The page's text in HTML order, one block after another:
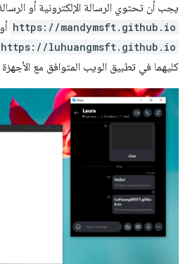
يجب أن تحتوي الرسالة الإلكترونية أو
https://mandymsft.github.io أو
https://luhuangmsft.github.io
كليهما في تطبيق الويب المتوافق مع الأجهزة